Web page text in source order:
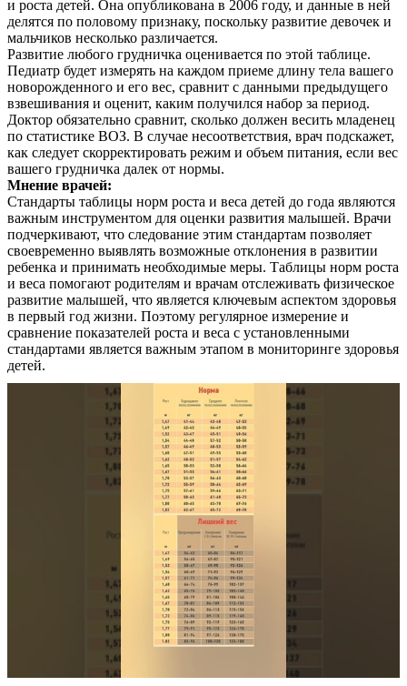
и роста детей. Она опубликована в 2006 году, и данные в ней
делятся по половому признаку, поскольку развитие девочек и
мальчиков несколько различается.
Развитие любого грудничка оценивается по этой таблице.
Педиатр будет измерять на каждом приеме длину тела вашего
новорожденного и его вес, сравнит с данными предыдущего
взвешивания и оценит, каким получился набор за период.
Доктор обязательно сравнит, сколько должен весить младенец
по статистике ВОЗ. В случае несоответствия, врач подскажет,
как следует скорректировать режим и объем питания, если вес
вашего грудничка далек от нормы.
Мнение врачей:
Стандарты таблицы норм роста и веса детей до года являются
важным инструментом для оценки развития малышей. Врачи
подчеркивают, что следование этим стандартам позволяет
своевременно выявлять возможные отклонения в развитии
ребенка и принимать необходимые меры. Таблицы норм роста
и веса помогают родителям и врачам отслеживать физическое
развитие малышей, что является ключевым аспектом здоровья
в первый год жизни. Поэтому регулярное измерение и
сравнение показателей роста и веса с установленными
стандартами является важным этапом в мониторинге здоровья
детей.